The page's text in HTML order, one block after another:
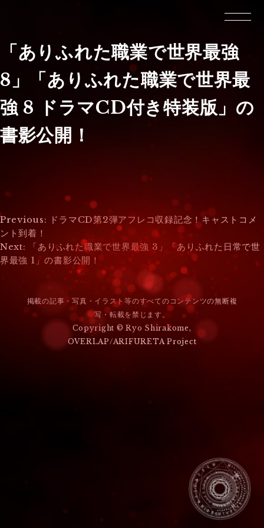
「ありふれた職業で世界最強
8」「ありふれた職業で世界最
強 8 ドラマCD付き特装版」の
書影公開！
投
稿
ナ
ビ
Previous:
ドラマCD第2弾アフレコ収録記念！キャストコメ
ント到着！
Next:
「ありふれた職業で世界最強 3」「ありふれた日常で世
界最強 1」の書影公開！
掲載の記事・写真・イラスト等のすべてのコンテンツの無断複
写・転載を禁じます。
Copyright © Ryo Shirakome,
OVERLAP/ARIFURETA Project